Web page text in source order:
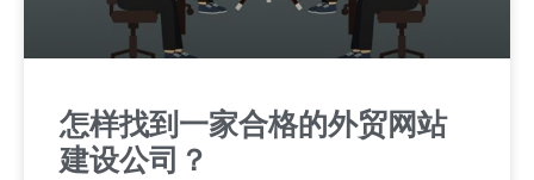
怎样找到一家合格的外贸网站
建设公司？